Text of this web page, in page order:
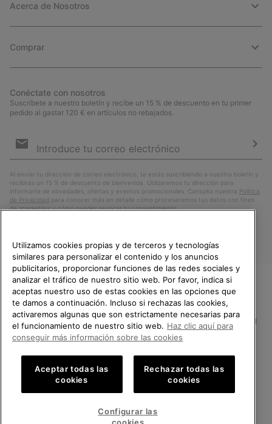
Acerca de Nosotros
Comprar
Conéctate con nosotros
Suscríbete a nuestro boletín y recibe un 15 % de descuento en tu primer
pedido al gastar 120 € en artículos no rebajados.
de
Al enviar tu dirección de correo electrónico, te estás suscribiendo a nuestro boletín y
recibirás un 15 % de descuento de bienvenida. Utilizaremos tu dirección para
informarte de novedades, ofertas y eventos promocionales. Consulta nuestra Política
de Privacidad para conocer más en detalle cómo procesaremos tus datos con fines
de ’marketing’ y cómo puedes revocar tu consentimiento.
España
Política de Privacidad Condiciones De Uso Terminos de Venta
Cookies Impressum Public CBCR
Servicio al cliente: Lu. - Vi. de 9:00 a 13:00 y de 14:00 a 18:00
TE DAMOS LA BIENVENIDA A
SOREL.
POR FAVOR, SELECCIONA TU
PAÍS.
Compras en línea disponibles
United States
Utilizamos cookies propias y de terceros y tecnologías
similares para personalizar el contenido y los anuncios
publicitarios, proporcionar funciones de las redes sociales y
analizar el tráfico de nuestro sitio web. Por favor, indica si
aceptas nuestro uso de estas cookies en las opciones que
te damos a continuación. Incluso si rechazas las cookies,
activaremos algunas que son estrictamente necesarias para
el funcionamiento de nuestro sitio web. Haz clic aquí para
conseguir más información sobre las cookies
Aceptar todas las
cookies
Rechazar todas las
cookies
Configurar las